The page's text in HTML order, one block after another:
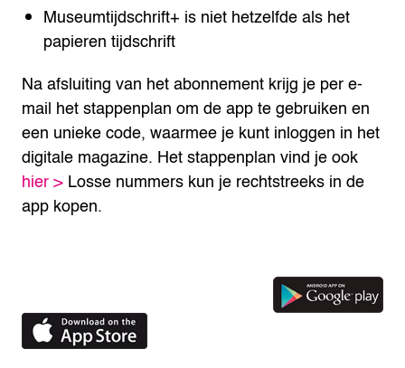
Museumtijdschrift+ is niet hetzelfde als het
papieren tijdschrift
Na afsluiting van het abonnement krijg je per e-
mail het stappenplan om de app te gebruiken en
een unieke code, waarmee je kunt inloggen in het
digitale magazine. Het stappenplan vind je ook
hier > Losse nummers kun je rechtstreeks in de
app kopen.